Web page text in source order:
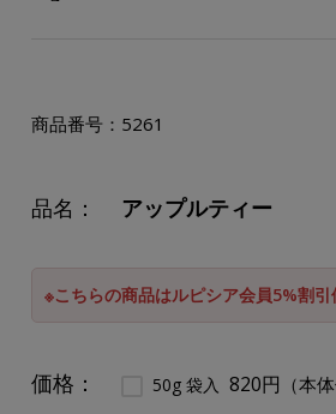
商品番号： 5261
品名： アップルティー
※こちらの商品はルピシア会員5%割
価格： 50g 袋入 820円 （本